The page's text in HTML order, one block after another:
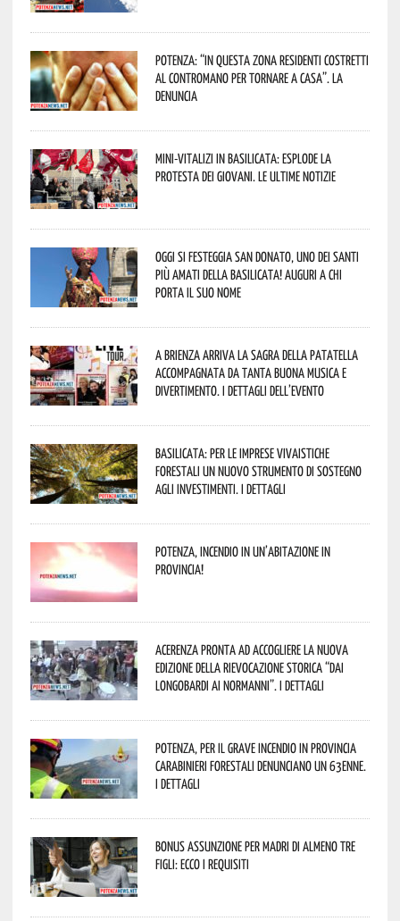
Potenza: “In questa zona residenti costretti
al contromano per tornare a casa”. La
denuncia
Mini-vitalizi in Basilicata: esplode la
protesta dei giovani. Le ultime notizie
Oggi si festeggia San Donato, uno dei Santi
più amati della Basilicata! Auguri a chi
porta il suo nome
A Brienza arriva la Sagra della Patatella
accompagnata da tanta buona musica e
divertimento. I dettagli dell’evento
Basilicata: per le imprese vivaistiche
forestali un nuovo strumento di sostegno
agli investimenti. I dettagli
Potenza, incendio in un’abitazione in
provincia!
Acerenza pronta ad accogliere la nuova
edizione della rievocazione storica “Dai
Longobardi ai Normanni”. I dettagli
Potenza, per il grave incendio in Provincia
Carabinieri forestali denunciano un 63enne.
I dettagli
Bonus assunzione per madri di almeno tre
figli: ecco i requisiti